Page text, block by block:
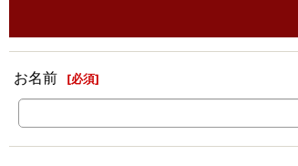
お名前 [必須]